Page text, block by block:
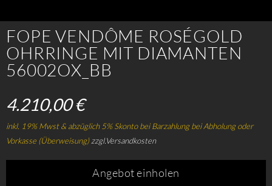
FOPE VENDÔME ROSÉGOLD
OHRRINGE MIT DIAMANTEN
56002OX_BB
4.210,00 €
inkl. 19% Mwst & abzüglich 5% Skonto bei Barzahlung bei Abholung oder
Vorkasse (Überweisung)zzgl.Versandkosten
Angebot einholen